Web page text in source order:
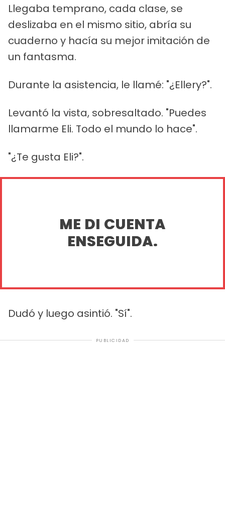
Llegaba temprano, cada clase, se
deslizaba en el mismo sitio, abría su
cuaderno y hacía su mejor imitación de
un fantasma.
Durante la asistencia, le llamé: "¿Ellery?".
Levantó la vista, sobresaltado. "Puedes
llamarme Eli. Todo el mundo lo hace".
"¿Te gusta Eli?".
ME DI CUENTA
ENSEGUIDA.
Dudó y luego asintió. "Sí".
PUBLICIDAD